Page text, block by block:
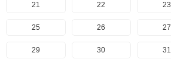
21 22 23
25 26 27
29 30 31